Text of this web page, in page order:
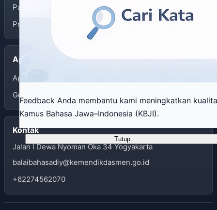
Feedback Anda membantu kami meningkatkan
Kamus Bahasa Jawa–Indonesia (KBJI).
Tutup
Panduan Penggunaan
Privacy Policy
Aplikasi
App Store
Google Play
Kontak
Jalan I Dewa Nyoman Oka 34 Yogyakarta
balaibahasadiy@kemendikdasmen.go.id
+62274562070